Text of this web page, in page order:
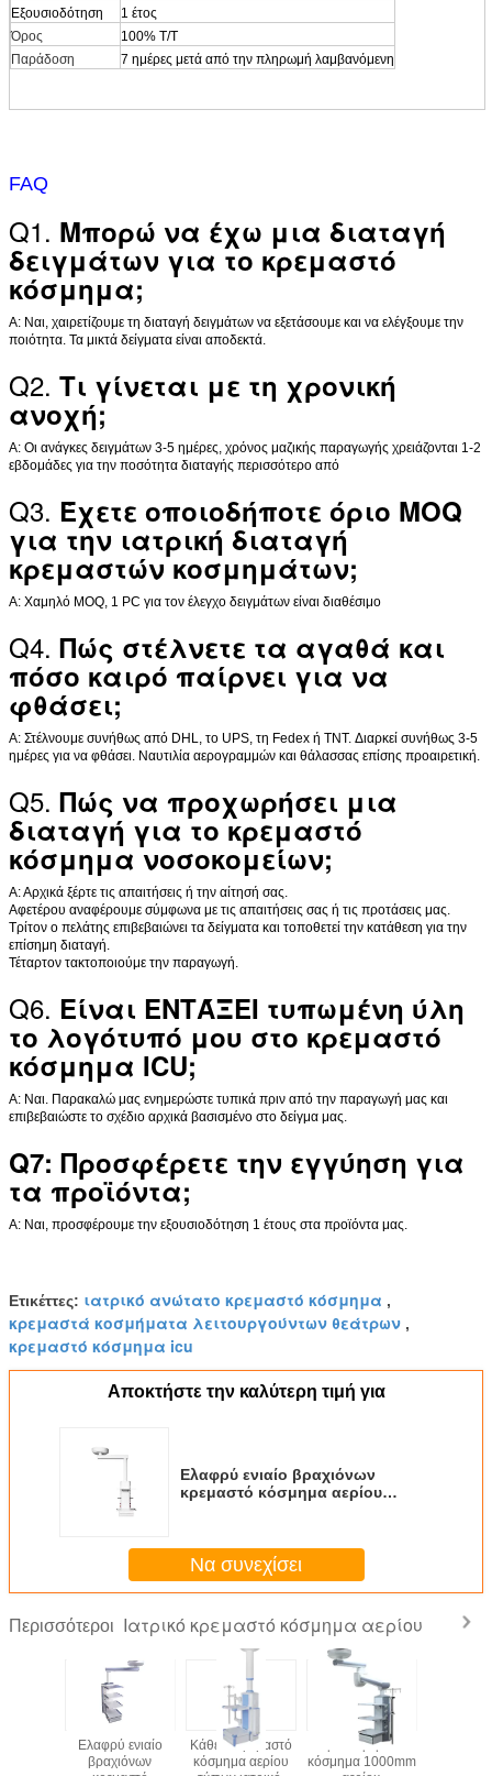
Εξουσιοδότηση
1 έτος
Όρος
100% T/T
Παράδοση
7 ημέρες μετά από την πληρωμή λαμβανόμενη
FAQ
Q1. Μπορώ να έχω μια διαταγή
δειγμάτων για το κρεμαστό
κόσμημα;
Α: Ναι, χαιρετίζουμε τη διαταγή δειγμάτων να εξετάσουμε και να ελέγξουμε την
ποιότητα. Τα μικτά δείγματα είναι αποδεκτά.
Q2. Τι γίνεται με τη χρονική
ανοχή;
Α: Οι ανάγκες δειγμάτων 3-5 ημέρες, χρόνος μαζικής παραγωγής χρειάζονται 1-2
εβδομάδες για την ποσότητα διαταγής περισσότερο από
Q3. Έχετε οποιοδήποτε όριο MOQ
για την ιατρική διαταγή
κρεμαστών κοσμημάτων;
Α: Χαμηλό MOQ, 1 PC για τον έλεγχο δειγμάτων είναι διαθέσιμο
Q4. Πώς στέλνετε τα αγαθά και
πόσο καιρό παίρνει για να
φθάσει;
Α: Στέλνουμε συνήθως από DHL, το UPS, τη Fedex ή TNT. Διαρκεί συνήθως 3-5
ημέρες για να φθάσει. Ναυτιλία αερογραμμών και θάλασσας επίσης προαιρετική.
Q5. Πώς να προχωρήσει μια
διαταγή για το κρεμαστό
κόσμημα νοσοκομείων;
Α: Αρχικά ξέρτε τις απαιτήσεις ή την αίτησή σας.
Αφετέρου αναφέρουμε σύμφωνα με τις απαιτήσεις σας ή τις προτάσεις μας.
Τρίτον ο πελάτης επιβεβαιώνει τα δείγματα και τοποθετεί την κατάθεση για την
επίσημη διαταγή.
Τέταρτον τακτοποιούμε την παραγωγή.
Q6. Είναι ΕΝΤΆΞΕΙ τυπωμένη ύλη
το λογότυπό μου στο κρεμαστό
κόσμημα ICU;
Α: Ναι. Παρακαλώ μας ενημερώστε τυπικά πριν από την παραγωγή μας και
επιβεβαιώστε το σχέδιο αρχικά βασισμένο στο δείγμα μας.
Q7: Προσφέρετε την εγγύηση για
τα προϊόντα;
Α: Ναι, προσφέρουμε την εξουσιοδότηση 1 έτους στα προϊόντα μας.
Ετικέττες: ιατρικό ανώτατο κρεμαστό κόσμημα ,
κρεμαστά κοσμήματα λειτουργούντων θεάτρων ,
κρεμαστό κόσμημα icu
Αποκτήστε την καλύτερη τιμή για
Ελαφρύ ενιαίο βραχιόνων
κρεμαστό κόσμημα αερίου
Να συνεχίσει
Περισσότεροι Ιατρικό κρεμαστό κόσμημα αερίου
Ελαφρύ ενιαίο
βραχιόνων
Κάθετο κρεμαστό
κόσμημα αερίου
Ιατρικό κρεμαστό
κόσμημα 1000mm